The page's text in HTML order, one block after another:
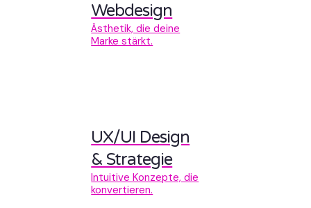
Webdesign
Ästhetik, die deine
Marke stärkt.
UX/UI Design
& Strategie
Intuitive Konzepte, die
konvertieren.